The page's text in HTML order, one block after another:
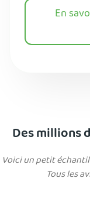
En
Des millions
Voici un petit
Tous les